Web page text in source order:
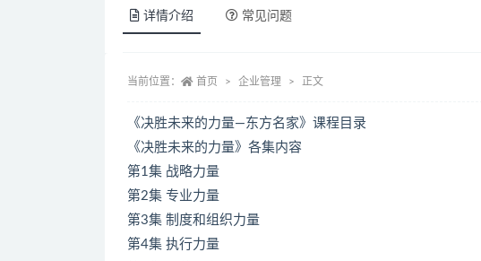
详情介绍 常见问题
当前位置： 首页 企业管理 正文
《决胜未来的力量—东方名家》课程目录
《决胜未来的力量》各集内容
第1集 战略力量
第2集 专业力量
第3集 制度和组织力量
第4集 执行力量